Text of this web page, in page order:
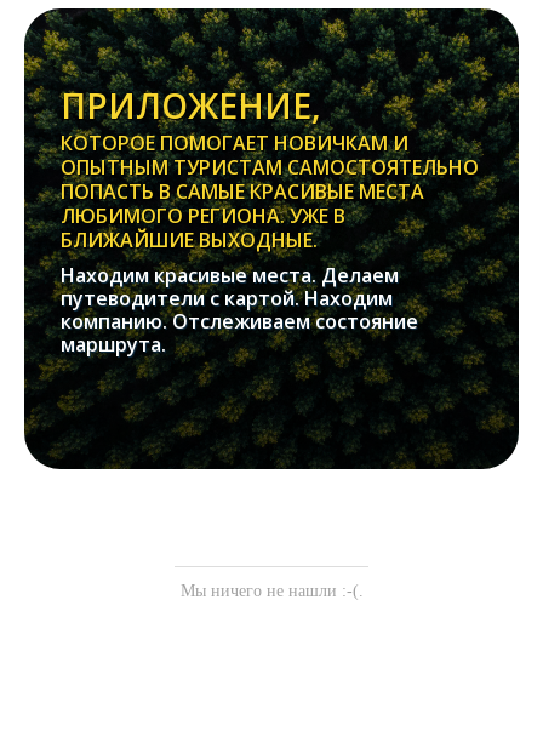
ПРИЛОЖЕНИЕ,
КОТОРОЕ ПОМОГАЕТ НОВИЧКАМ И
ОПЫТНЫМ ТУРИСТАМ САМОСТОЯТЕЛЬНО
ПОПАСТЬ В САМЫЕ КРАСИВЫЕ МЕСТА
ЛЮБИМОГО РЕГИОНА. УЖЕ В
БЛИЖАЙШИЕ ВЫХОДНЫЕ.
Находим красивые места. Делаем
путеводители с картой. Находим
компанию. Отслеживаем состояние
маршрута.
Мы ничего не нашли :-(.